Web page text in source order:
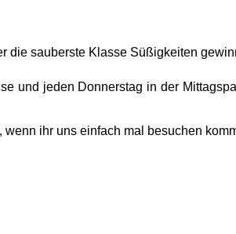
die sauberste Klasse Süßigkeiten
und jeden Donnerstag in der
ihr uns einfach mal besuchen